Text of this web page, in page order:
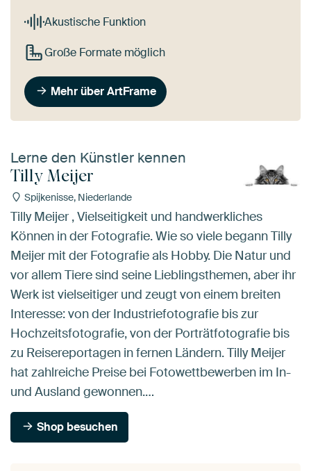
Akustische Funktion
Große Formate möglich
Mehr über ArtFrame
Lerne den Künstler kennen
Tilly Meijer
Spijkenisse, Niederlande
Tilly Meijer , Vielseitigkeit und handwerkliches
Können in der Fotografie. Wie so viele begann Tilly
Meijer mit der Fotografie als Hobby. Die Natur und
vor allem Tiere sind seine Lieblingsthemen, aber ihr
Werk ist vielseitiger und zeugt von einem breiten
Interesse: von der Industriefotografie bis zur
Hochzeitsfotografie, von der Porträtfotografie bis
zu Reisereportagen in fernen Ländern. Tilly Meijer
hat zahlreiche Preise bei Fotowettbewerben im In-
und Ausland gewonnen.…
Shop besuchen